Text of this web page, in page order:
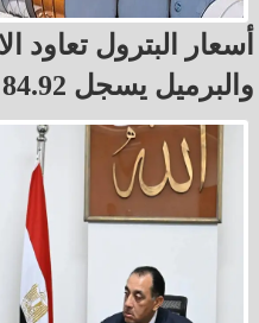
أسعار البترول تعاود
والبرميل يسجل 84.92 دولاراً